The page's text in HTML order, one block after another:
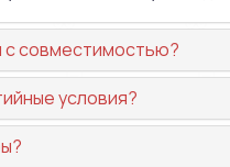
с совместимостью?
условия?